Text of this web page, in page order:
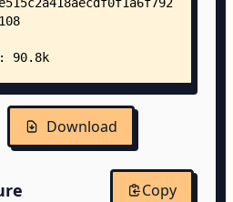
Download
Copy